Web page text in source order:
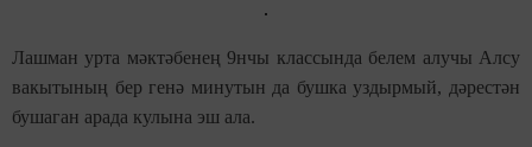
Лашман урта мәктәбенең 9нчы классында белем алучы Алсу
вакытының бер генә минутын да бушка уздырмый, дәрестән
бушаган арада кулына эш ала.